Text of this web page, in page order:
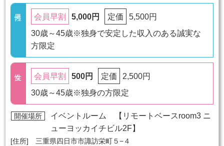
会員早割 5,000円 定価
5,500円
30歳～45歳※独身で安定した収入のある誠実な
方限定
会員早割 500円 定価
2,500円
30歳～45歳※独身の方限定
開催場所 イベントルーム 【 リモートベースroom3 ニ
ューヨッカイチビル2F】
[住所] 三重県四日市市諏訪栄町５−４